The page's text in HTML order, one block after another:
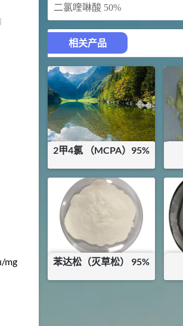
二氯喹啉酸 50%
相关产品
2甲4氯 （MCPA）95%
¥18.75
库存：
KG
苯达松（灭草松） 95%
mg
2021-06-17 化工原
多效唑 90%
2021-07-07 植物生
29 4 N-羟甲基丙烯
浏览量 - 1.98w
对甲氧基苯甲
99.5%
浏览量 - 1.89w
2021-06-19 化工原
69.6 6
S-羧甲基-L-半